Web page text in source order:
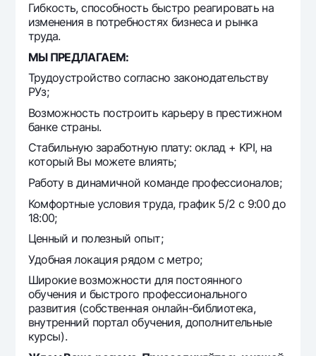
Гибкость, способность быстро реагировать на
изменения в потребностях бизнеса и рынка
труда.
МЫ ПРЕДЛАГАЕМ:
Трудоустройство согласно законодательству
РУз;
Возможность построить карьеру в престижном
банке страны.
Стабильную заработную плату: оклад + KPI, на
который Вы можете влиять;
Работу в динамичной команде профессионалов;
Комфортные условия труда, график 5/2 с 9:00 до
18:00;
Ценный и полезный опыт;
Удобная локация рядом с метро;
Широкие возможности для постоянного
обучения и быстрого профессионального
развития (собственная онлайн-библиотека,
внутренний портал обучения, дополнительные
курсы).